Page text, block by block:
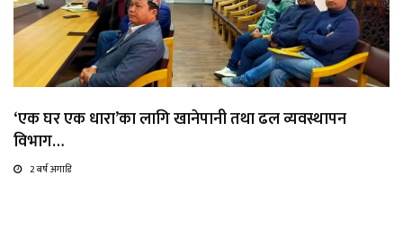
‘एक घर एक धारा’का लागि खानेपानी तथा ढल व्यवस्थापन
विभाग…
2 बर्ष अगाडि